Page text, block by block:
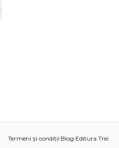
Termeni și condiții Blog Editura Trei